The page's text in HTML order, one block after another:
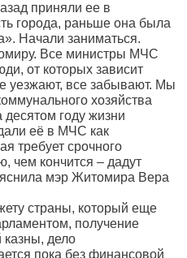
приняли ее в
города, раньше она была
Начали заниматься.
Все министры МЧС
от которых зависит
уезжают, все забывают. Мы
хозяйства
году жизни
её в МЧС как
требует срочного
чем кончится – дадут
мэр Житомира Вера
страны, который еще
получение
казны, дело
пока без финансовой